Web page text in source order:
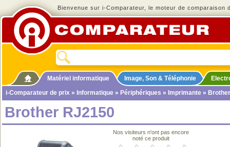
Bienvenue sur i-Comparateur, le moteur de comparaison
Matériel informatique Image, Son & Téléphonie
i-Comparateur de prix » Informatique » Périphériques » Imprimante »
Brother RJ2150
Nos visiteurs n'ont pas encore
noté ce produit